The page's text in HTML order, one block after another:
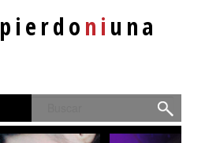
pierdoniuna